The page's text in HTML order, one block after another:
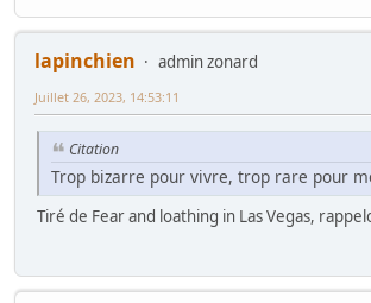
lapinchien
admin zonard
Juillet 26, 2023, 14:53:11
Citation
Trop bizarre pour vivre, trop rare pour
Tiré de Fear and loathing in Las Vegas,